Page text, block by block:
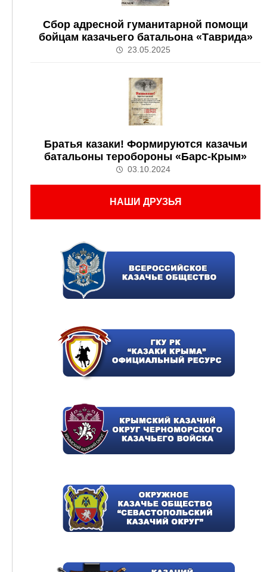
Сбор адресной гуманитарной помощи
бойцам казачьего батальона «Таврида»
23.05.2025
Братья казаки! Формируются казачьи
батальоны теробороны «Барс-Крым»
03.10.2024
НАШИ ДРУЗЬЯ